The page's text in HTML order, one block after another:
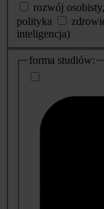
rozwój
polityka
inteligencja)
dodatkowe
informacje
forma studiów: